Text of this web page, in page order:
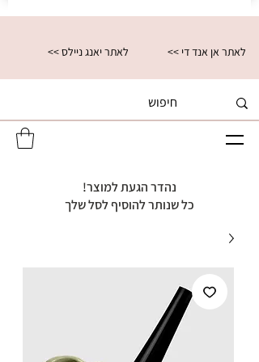
<< לאתר יאנג ניילס << לאתר אן אנד די
נהדר הגעת למוצר!
כל שנותר להוסיף לסל שלך